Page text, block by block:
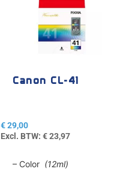
Canon CL-41
€29,00
Excl. BTW: €23,97
– Color (12ml)